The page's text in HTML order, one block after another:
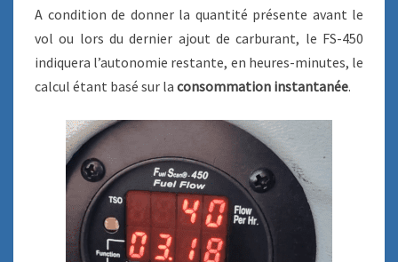
A condition de donner la quantité présente avant le
vol ou lors du dernier ajout de carburant, le FS-450
indiquera l’autonomie restante, en heures-minutes, le
calcul étant basé sur la consommation instantanée.